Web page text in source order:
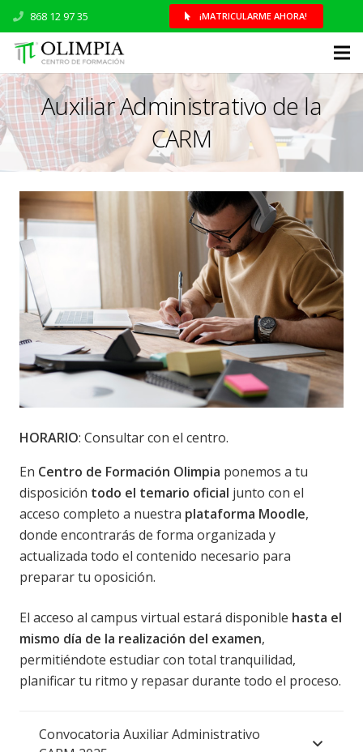
868 12 97 35 ¡MATRICULARME AHORA!
Auxiliar Administrativo de la
CARM
HORARIO: Consultar con el centro.
En Centro de Formación Olimpia ponemos a tu
disposición todo el temario oficial junto con el
acceso completo a nuestra plataforma Moodle,
donde encontrarás de forma organizada y
actualizada todo el contenido necesario para
preparar tu oposición.
El acceso al campus virtual estará disponible hasta el
mismo día de la realización del examen,
permitiéndote estudiar con total tranquilidad,
planificar tu ritmo y repasar durante todo el proceso.
Convocatoria Auxiliar Administrativo